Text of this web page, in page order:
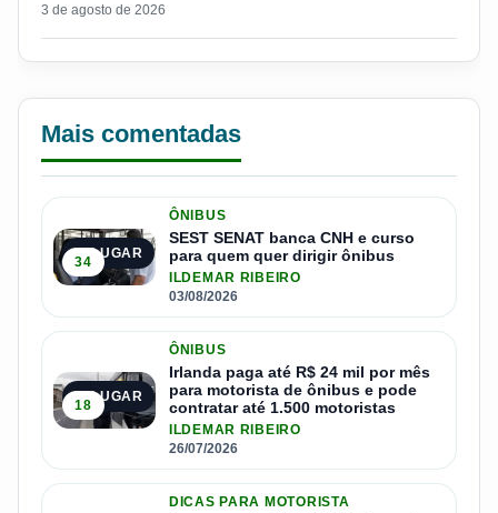
3 de agosto de 2026
Mais comentadas
1º LUGAR
34
ÔNIBUS
SEST SENAT banca CNH e curso
para quem quer dirigir ônibus
ILDEMAR RIBEIRO
03/08/2026
2º LUGAR
18
ÔNIBUS
Irlanda paga até R$ 24 mil por mês
para motorista de ônibus e pode
contratar até 1.500 motoristas
ILDEMAR RIBEIRO
26/07/2026
DICAS PARA MOTORISTA